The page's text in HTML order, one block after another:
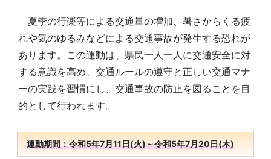
夏季の行楽等による交通量の増加、暑さからくる疲
れや気のゆるみなどによる交通事故が発生する恐れが
あります。この運動は、県民一人一人に交通安全に対
する意識を高め、交通ルールの遵守と正しい交通マナ
ーの実践を習慣にし、交通事故の防止を図ることを目
的として行われます。
運動期間：令和5年7月11日(火)～令和5年7月20日(木)